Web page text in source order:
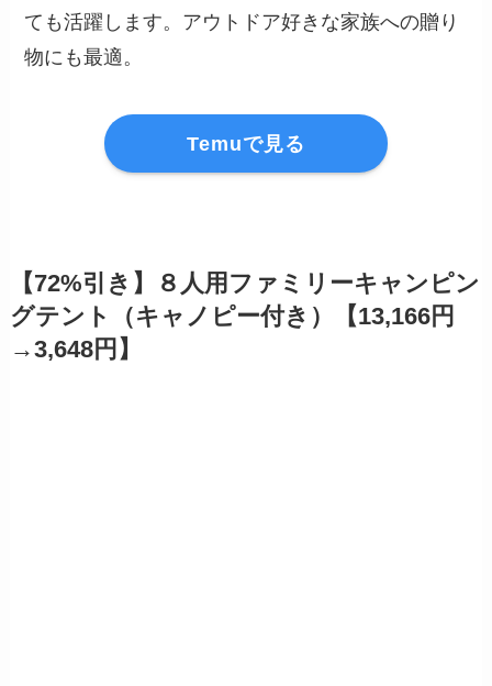
ても活躍します。アウトドア好きな家族への贈り
物にも最適。
Temuで見る
【72%引き】８人用ファミリーキャンピン
グテント（キャノピー付き）【13,166円
→3,648円】